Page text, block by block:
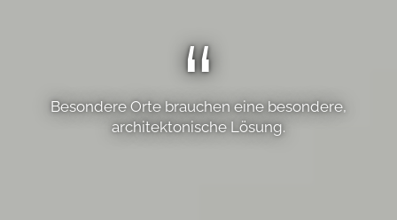
Besondere Orte brauchen eine besondere,
architektonische Lösung.